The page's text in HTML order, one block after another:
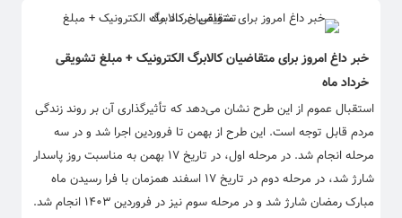
خبر داغ امروز برای متقاضیان کالابرگ الکترونیک + مبلغ تشویقی
خرداد ماه
استقبال عموم از این طرح نشان می‌دهد که تأثیرگذاری آن بر روند زندگی
مردم قابل توجه است. این طرح از بهمن تا فروردین اجرا شد و در سه
مرحله انجام شد. در مرحله اول، در تاریخ ۱۷ بهمن به مناسبت روز پاسدار
شارژ شد، در مرحله دوم در تاریخ ۱۷ اسفند همزمان با فرا رسیدن ماه
مبارک رمضان شارژ شد و در مرحله سوم نیز در فروردین ۱۴۰۳ انجام شد.